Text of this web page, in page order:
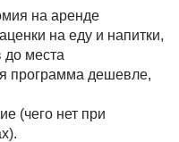
на аренде
на еду и напитки,
до места
программа дешевле,
(чего нет при